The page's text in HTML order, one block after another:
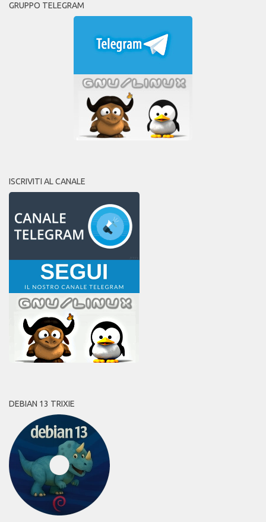
GRUPPO TELEGRAM
ISCRIVITI AL CANALE
DEBIAN 13 TRIXIE